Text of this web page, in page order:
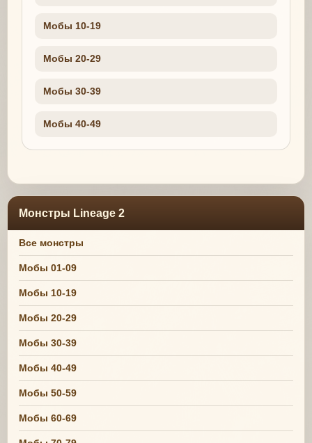
Мобы 10-19
Мобы 20-29
Мобы 30-39
Мобы 40-49
Монстры Lineage 2
Все монстры
Мобы 01-09
Мобы 10-19
Мобы 20-29
Мобы 30-39
Мобы 40-49
Мобы 50-59
Мобы 60-69